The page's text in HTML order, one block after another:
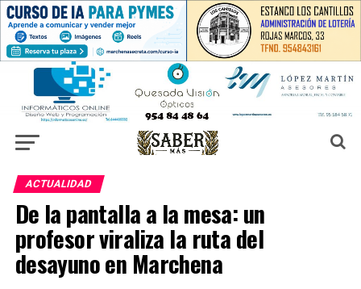
ACTUALIDAD
De la pantalla a la mesa: un
profesor viraliza la ruta del
desayuno en Marchena